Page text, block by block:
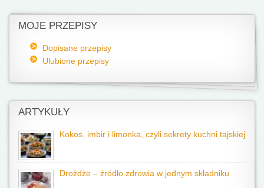
MOJE PRZEPISY
Dopisane przepisy
Ulubione przepisy
ARTYKUŁY
Kokos, imbir i limonka, czyli sekrety kuchni tajskiej
Drożdże – źródło zdrowia w jednym składniku